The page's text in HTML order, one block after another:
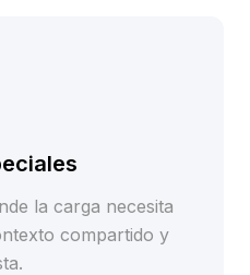
la carga necesita
compartido y